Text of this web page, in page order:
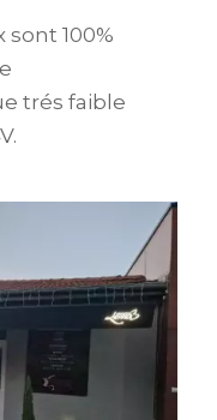
100%
trés faible